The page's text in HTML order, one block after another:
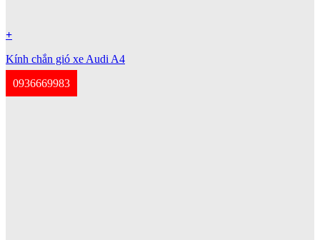
+
Kính chắn gió xe Audi A4
0936669983